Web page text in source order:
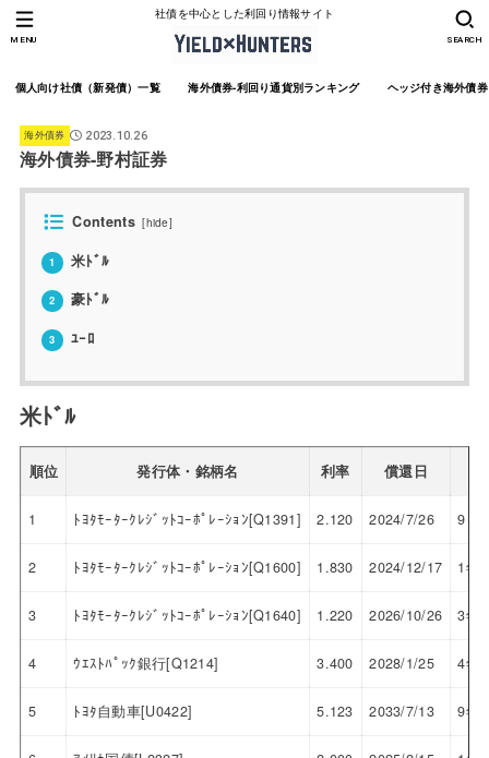
社債を中心とした利回り情報サイト
個人向け社債（新発債）一覧 海外債券-利回り通貨別ランキング ヘッジ付き海外債
SEARCH
MENU
海外債券 2023.10.26
海外債券-野村証券
Contents [hide]
1 米ﾄﾞﾙ
2 豪ﾄﾞﾙ
3 ﾕｰﾛ
米ﾄﾞﾙ
順位 発行体・銘柄名 利率 償還日
1 ﾄﾖﾀﾓｰﾀｰｸﾚｼﾞｯﾄｺｰﾎﾟﾚｰｼｮﾝ[Q1391] 2.120 2024/7/26 9ヶ
2 ﾄﾖﾀﾓｰﾀｰｸﾚｼﾞｯﾄｺｰﾎﾟﾚｰｼｮﾝ[Q1600] 1.830 2024/12/17 1年
3 ﾄﾖﾀﾓｰﾀｰｸﾚｼﾞｯﾄｺｰﾎﾟﾚｰｼｮﾝ[Q1640] 1.220 2026/10/26 3年
4 ｳｴｽﾄﾊﾟｯｸ銀行[Q1214] 3.400 2028/1/25 4年
5 ﾄﾖﾀ自動車[U0422] 5.123 2033/7/13 9年